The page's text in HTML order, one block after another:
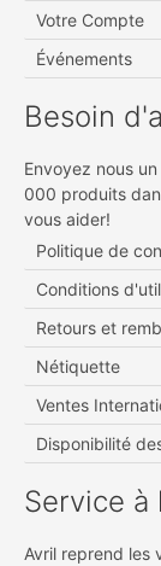
Votre Compte
Événements
Besoin
Envoyez nous
000 produits
vous aider!
Politique de
Conditions
Retours et
Nétiquette
Ventes
Disponibilité
Service à
Avril reprend les